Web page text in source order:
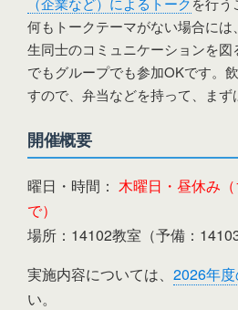
何もトークテーマがない場合に
生同士のコミュニケーションを図
でもグループでも参加OKです。
すので、弁当などを持って、まず
開催概要
曜日・時間： 木曜日・昼休み
で）
場所：14102教室（予備：14103
実施内容については、 2026年
い。